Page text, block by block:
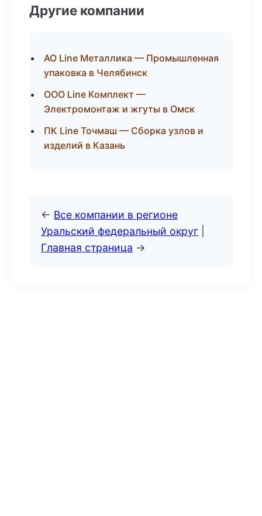
Другие компании
АО Line Металлика — Промышленная
упаковка в Челябинск
ООО Line Комплект —
Электромонтаж и жгуты в Омск
ПК Line Точмаш — Сборка узлов и
изделий в Казань
← Все компании в регионе
Уральский федеральный округ
Главная страница →